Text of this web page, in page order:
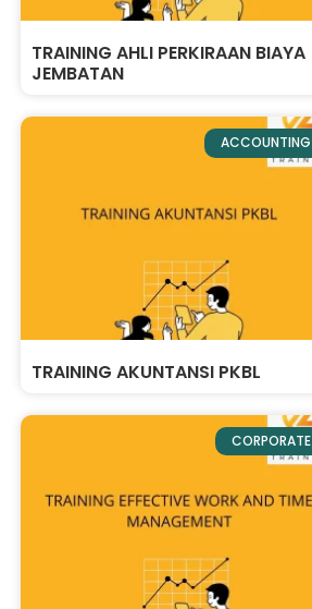
TRAINING AHLI PERKIRAAN BIAYA
JEMBATAN
ACCOUNTING
TRAINING AKUNTANSI PKBL
CORPORATE